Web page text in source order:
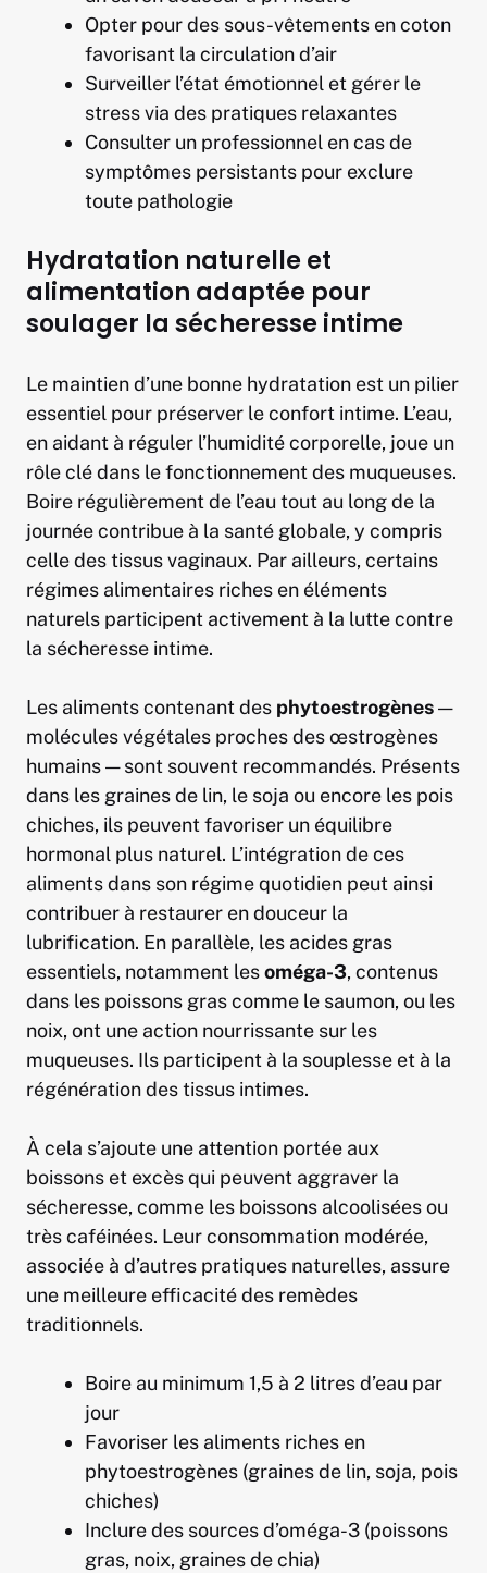
Opter pour des sous-vêtements en coton
favorisant la circulation d’air
Surveiller l’état émotionnel et gérer le
stress via des pratiques relaxantes
Consulter un professionnel en cas de
symptômes persistants pour exclure
toute pathologie
Hydratation naturelle et
alimentation adaptée pour
soulager la sécheresse intime
Le maintien d’une bonne hydratation est un pilier
essentiel pour préserver le confort intime. L’eau,
en aidant à réguler l’humidité corporelle, joue un
rôle clé dans le fonctionnement des muqueuses.
Boire régulièrement de l’eau tout au long de la
journée contribue à la santé globale, y compris
celle des tissus vaginaux. Par ailleurs, certains
régimes alimentaires riches en éléments
naturels participent activement à la lutte contre
la sécheresse intime.
Les aliments contenant des phytoestrogènes—
molécules végétales proches des œstrogènes
humains — sont souvent recommandés. Présents
dans les graines de lin, le soja ou encore les pois
chiches, ils peuvent favoriser un équilibre
hormonal plus naturel. L’intégration de ces
aliments dans son régime quotidien peut ainsi
contribuer à restaurer en douceur la
lubrification. En parallèle, les acides gras
essentiels, notamment lesoméga-3, contenus
dans les poissons gras comme le saumon, ou les
noix, ont une action nourrissante sur les
muqueuses. Ils participent à la souplesse et à la
régénération des tissus intimes.
À cela s’ajoute une attention portée aux
boissons et excès qui peuvent aggraver la
sécheresse, comme les boissons alcoolisées ou
très caféinées. Leur consommation modérée,
associée à d’autres pratiques naturelles, assure
une meilleure efficacité des remèdes
traditionnels.
Boire au minimum 1,5 à 2 litres d’eau par
jour
Favoriser les aliments riches en
phytoestrogènes (graines de lin, soja, pois
chiches)
Inclure des sources d’oméga-3 (poissons
gras, noix, graines de chia)